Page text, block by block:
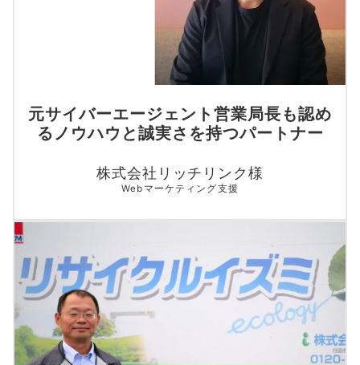
元サイバーエージェント営業局長も認め
るノウハウと誠実さを持つパートナー
株式会社リッチリンク様
Webマーケティング支援